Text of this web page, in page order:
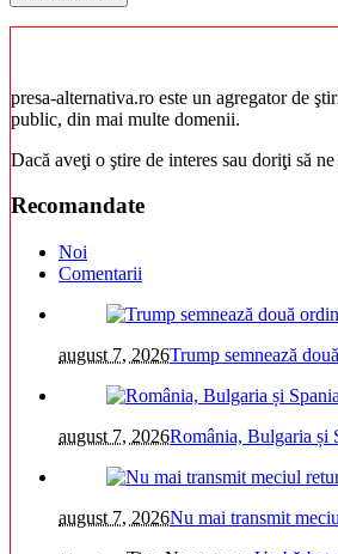
presa-alternativa.ro este un agregator de
public, din mai multe domenii.
Dacă aveţi o ştire de interes sau doriţi să
Recomandate
Noi
Comentarii
august 7, 2026Trump semnează
august 7, 2026România, Bulgaria și
august 7, 2026Nu mai transmit